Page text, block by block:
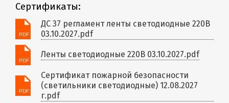
Сертификаты:
ДС 37 регламент ленты светодиодные 220В
03.10.2027.pdf
Ленты светодиодные 220В 03.10.2027.pdf
Сертификат пожарной безопасности
(светильники светодиодные) 12.08.2027
г.pdf